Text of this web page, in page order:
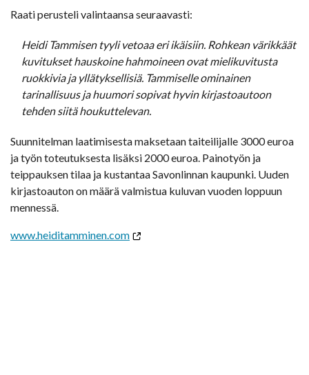
Raati perusteli valintaansa seuraavasti:
Heidi Tammisen tyyli vetoaa eri ikäisiin. Rohkean värikkäät
kuvitukset hauskoine hahmoineen ovat mielikuvitusta
ruokkivia ja yllätyksellisiä. Tammiselle ominainen
tarinallisuus ja huumori sopivat hyvin kirjastoautoon
tehden siitä houkuttelevan.
Suunnitelman laatimisesta maksetaan taiteilijalle 3000 euroa
ja työn toteutuksesta lisäksi 2000 euroa. Painotyön ja
teippauksen tilaa ja kustantaa Savonlinnan kaupunki. Uuden
kirjastoauton on määrä valmistua kuluvan vuoden loppuun
mennessä.
www.heiditamminen.com